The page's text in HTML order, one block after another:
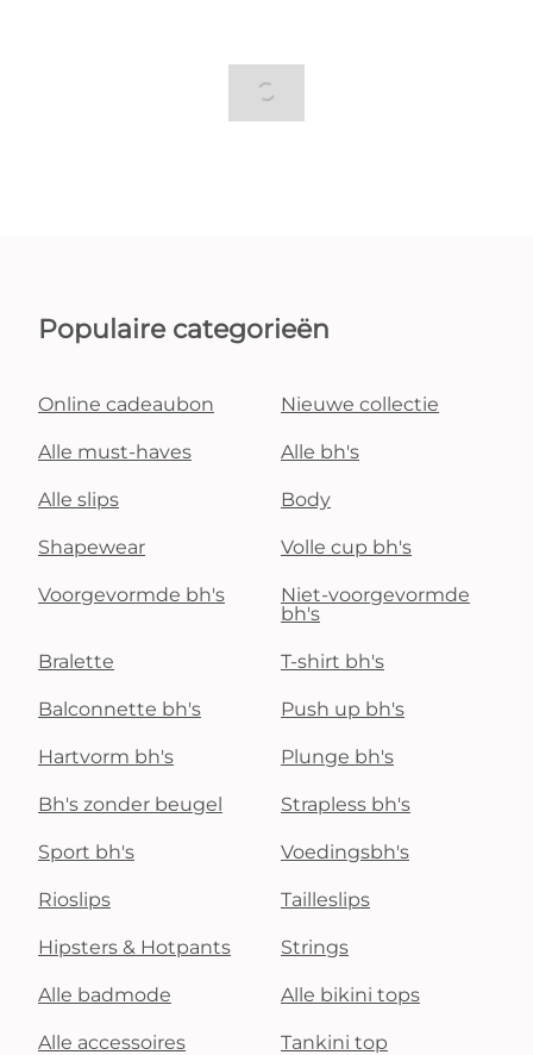
Populaire categorieën
Online cadeaubon Nieuwe collectie
Alle must-haves Alle bh's
Alle slips Body
Shapewear Volle cup bh's
Voorgevormde bh's
Niet-voorgevormde
bh's
Bralette T-shirt bh's
Balconnette bh's Push up bh's
Hartvorm bh's Plunge bh's
Bh's zonder beugel Strapless bh's
Sport bh's Voedingsbh's
Rioslips Tailleslips
Hipsters & Hotpants Strings
Alle badmode Alle bikini tops
Alle accessoires Tankini top